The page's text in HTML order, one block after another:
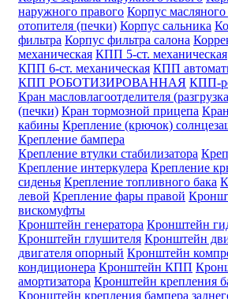
наружного правого Корпус масляного
отопителя (печки) Корпус сальника
фильтра Корпус фильтра салона
механическая КПП 5-ст. механическая
КПП 6-ст. механическая КПП
КПП РОБОТИЗИРОВАННАЯ КПП-
Кран масловлагоотделителя
(печки) Кран тормозной прицепа
кабины Крепление (крючок)
Крепление бампера
Крепление втулки стабилизатора
Крепление интеркулера Крепление
сиденья Крепление топливного бака
левой Крепление фары правой
вискомуфты
Кронштейн генератора Кронштейн
Кронштейн глушителя Кронштейн
двигателя опорный Кронштейн
кондиционера Кронштейн КПП
амортизатора Кронштейн крепления
Кронштейн крепления бампера